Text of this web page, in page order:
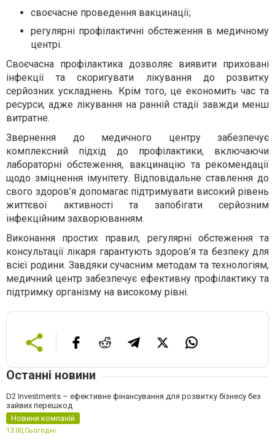
своєчасне проведення вакцинації;
регулярні профілактичні обстеження в медичному
центрі.
Своєчасна профілактика дозволяє виявити приховані
інфекції та скоригувати лікування до розвитку
серйозних ускладнень. Крім того, це економить час та
ресурси, адже лікування на ранній стадії завжди менш
витратне.
Звернення до медичного центру забезпечує
комплексний підхід до профілактики, включаючи
лабораторні обстеження, вакцинацію та рекомендації
щодо зміцнення імунітету. Відповідальне ставлення до
свого здоров’я допомагає підтримувати високий рівень
життєвої активності та запобігати серйозним
інфекційним захворюванням.
Виконання простих правил, регулярні обстеження та
консультації лікаря гарантують здоров’я та безпеку для
всієї родини. Завдяки сучасним методам та технологіям,
медичний центр забезпечує ефективну профілактику та
підтримку організму на високому рівні.
Останні новини
D2 Investments – ефективне фінансування для розвитку бізнесу без
зайвих перешкод
Новини компаній
13:00,Сьогодні